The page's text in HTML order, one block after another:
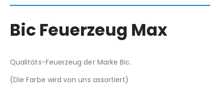
Bic Feuerzeug Max
Qualitäts-Feuerzeug der Marke Bic.
(Die Farbe wird von uns assortiert)